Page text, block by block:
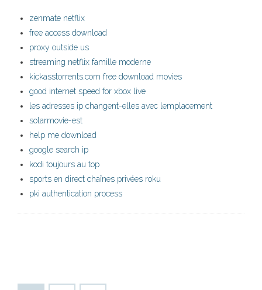
zenmate netflix
free access download
proxy outside us
streaming netflix famille moderne
kickasstorrents.com free download movies
good internet speed for xbox live
les adresses ip changent-elles avec lemplacement
solarmovie-est
help me download
google search ip
kodi toujours au top
sports en direct chaînes privées roku
pki authentication process